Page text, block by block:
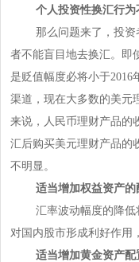
个人投资性换汇行为
那么问题来了，投资者
者不能盲目地去换汇。即
是贬值幅度必将小于2016
渠道，现在大多数的美元
来说，人民币理财产品的
汇后购买美元理财产品的
不明显。
适当增加权益资产的
汇率波动幅度的降低将
对国内股市形成利好作用
适当增加黄金资产配